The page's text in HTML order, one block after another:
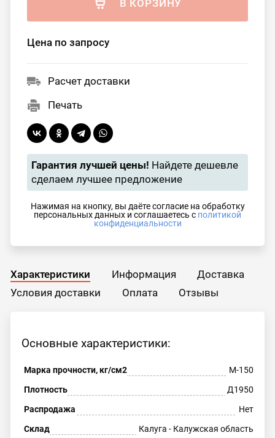
В КОРЗИНУ
Цена по запросу
Расчет доставки
Печать
Гарантия лучшей цены! Найдете дешевле
сделаем лучшее предложение
Нажимая на кнопку, вы даёте согласие на обработку
персональных данных и соглашаетесь с политикой
конфиденциальности
Характеристики Информация
Доставка
Условия доставки
Оплата Отзывы
Основные характеристики:
Марка прочности, кг/см2
М-150
Плотность
Д1950
Распродажа
Нет
Склад
Калуга - Калужская область